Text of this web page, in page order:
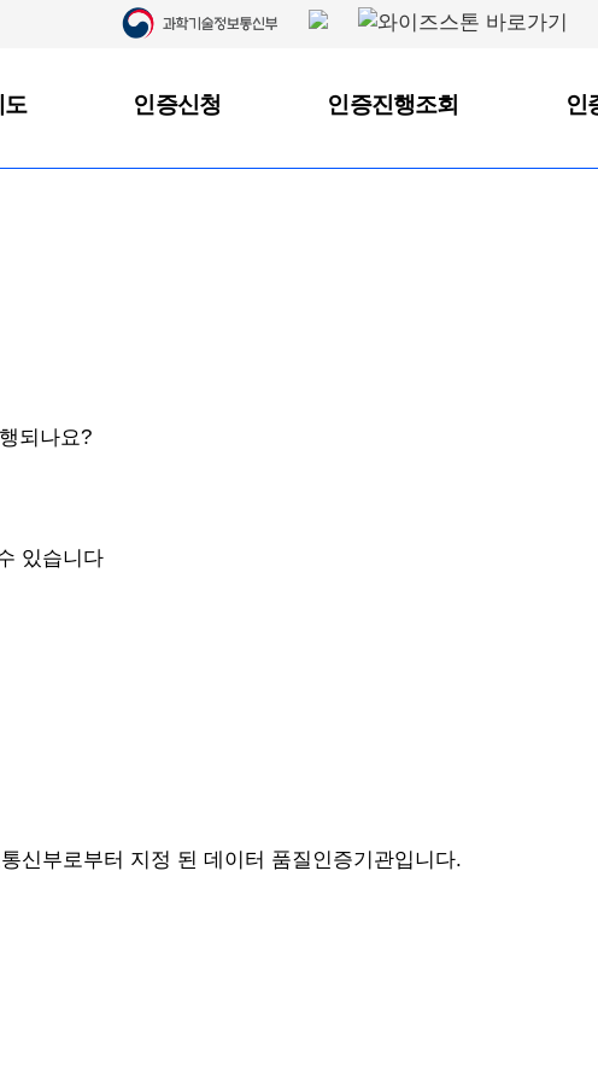
도 인증신청 인증진행조회 인
과학기술정보통신부가 지정한 데이터 품질인증기관이 관련
해 품질을 인증하는 제도입니다.
되나요?
있습니다
신부로부터 지정 된 데이터 품질인증기관입니다.